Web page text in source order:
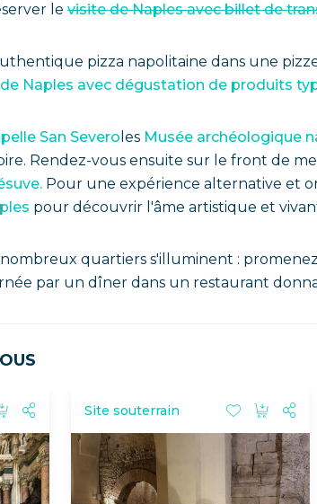
le visite de Naples avec billet de
pizza napolitaine dans une
Naples avec dégustation de produits
San Severo les Musée archéologique
Rendez-vous ensuite sur le front de
Pour une expérience alternative et
pour découvrir l'âme artistique et
quartiers s'illuminent :
par un dîner dans un restaurant
Site souterrain